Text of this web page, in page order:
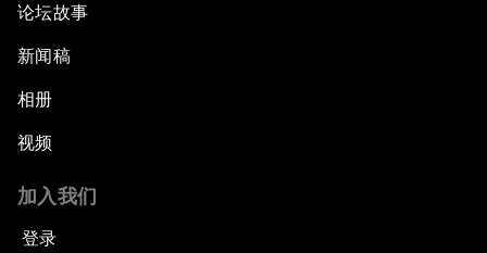
论坛故事
新闻稿
相册
视频
加入我们
登录